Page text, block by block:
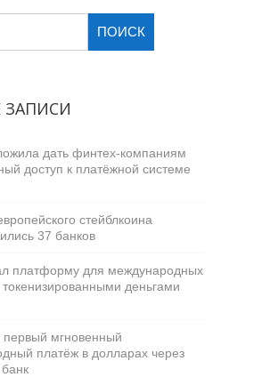
ЗАПИСИ
дать финтех-компаниям
доступ к платёжной системе
стейблкоина
37 банков
платформу для международных
токенизированными деньгами
первый мгновенный
платёж в долларах через